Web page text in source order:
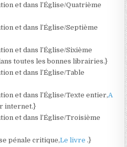
et dans l’Église/Quatrième
et dans l’Église/Septième
et dans l’Église/Sixième
toutes les bonnes librairies.}
et dans l’Église/Table
et dans l’Église/Texte entier,A
internet.}
et dans l’Église/Troisième
pénale critique,Le livre.}